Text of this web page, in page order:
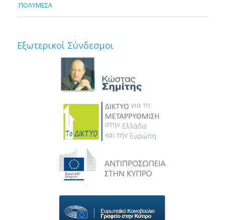
ΠΟΛΥΜΕΣΑ
Εξωτερικοί Σύνδεσμοι